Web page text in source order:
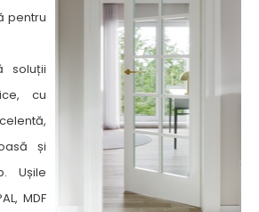
pentru
soluții
cu
și
Ușile
MDF